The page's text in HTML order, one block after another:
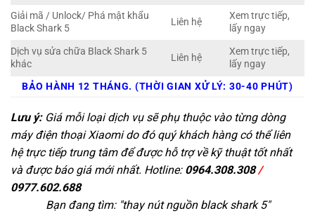
Giải mã / Unlock/ Phá mật khẩu
Black Shark 5
Liên hệ
Xem trực tiếp,
lấy ngay
Dịch vụ sửa chữa Black Shark 5
khác
Liên hệ
Xem trực tiếp,
lấy ngay
BẢO HÀNH 12 THÁNG. (THỜI GIAN XỬ LÝ: 30-40 PHÚT)
Lưu ý:Giá mỗi loại dịch vụ sẽ phụ thuộc vào từng dòng
máy điện thoại Xiaomi do đó quý khách hàng có thể liên
hệ trực tiếp trung tâm để được hỗ trợ về kỹ thuật tốt nhất
và được báo giá mới nhất. Hotline: 0964.308.308/
0977.602.688
Bạn đang tìm: "thay nút nguồn black shark 5"